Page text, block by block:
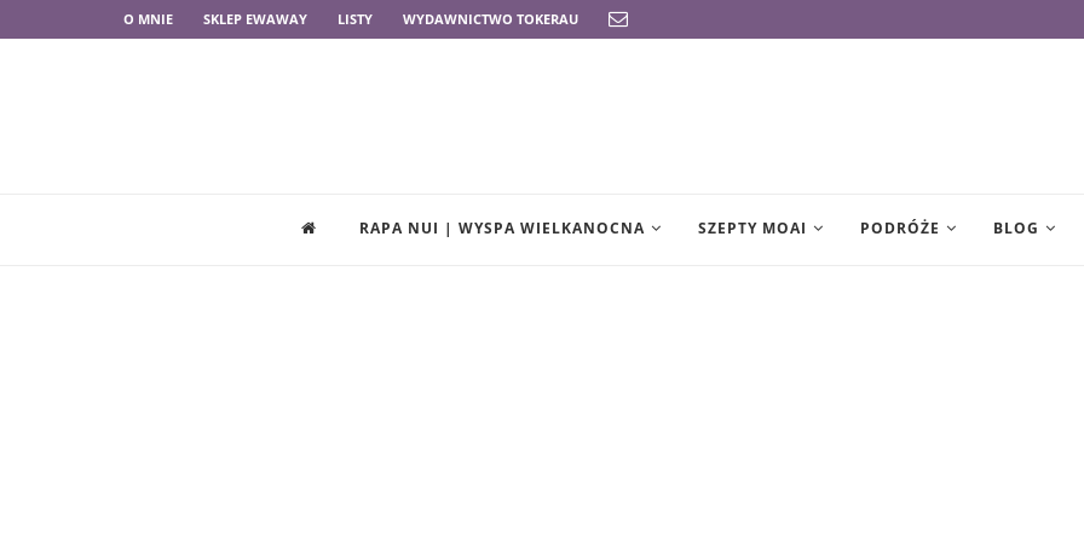
O MNIE SKLEP EWAWAY LISTY WYDAWNICTWO TOKERAU
RAPA NUI | WYSPA WIELKANOCNA SZEPTY MOAI PODRÓŻE BLOG